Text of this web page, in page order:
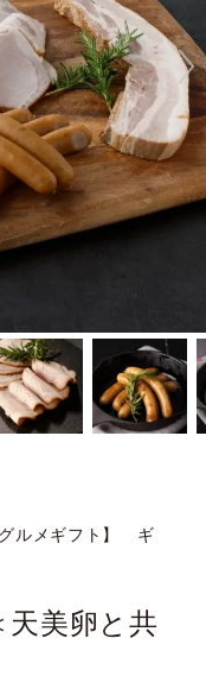
ルメギフト】 ギ
天美卵と共